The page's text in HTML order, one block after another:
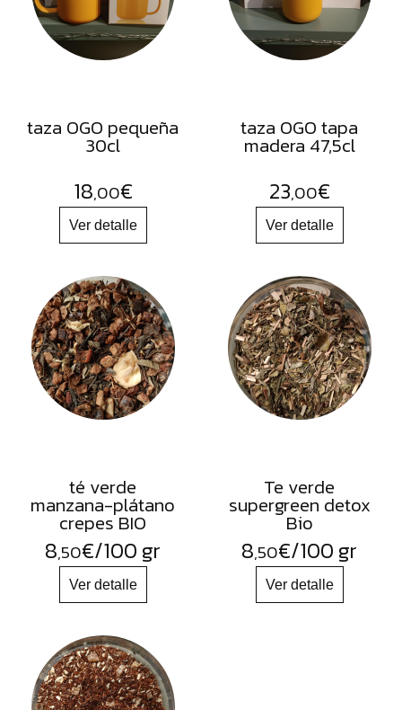
FRUTOS
SECOS
SAL
HARINAS
ACEITES
FLORES
PRODUCTOS
ACCESORIOS
ALIMENTOS
DESHIDRATADOS
taza OGO pequeña
30cl
18,00€
taza OGO tapa
madera 47,5cl
23,00€
té verde
manzana-plátano
crepes BIO
8,50€/100 gr
Te verde
supergreen detox
Bio
8,50€/100 gr